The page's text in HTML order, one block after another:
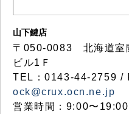
山下鍵店
〒050-0083 北海道
ビル1Ｆ
TEL：0143-44-2759 /
ock@crux.ocn.ne.jp
営業時間：9:00〜